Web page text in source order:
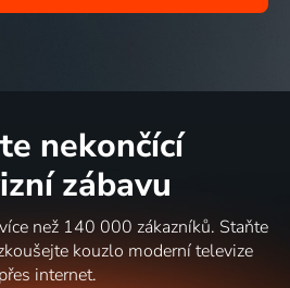
nekončící
zábavu
než 140 000 zákazníků. Staňte
kouzlo moderní televize
přes internet.